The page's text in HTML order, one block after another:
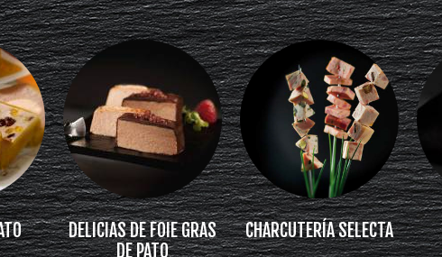
DELICIAS DE FOIE GRAS
DE PATO
CHARCUTERÍA SELECTA